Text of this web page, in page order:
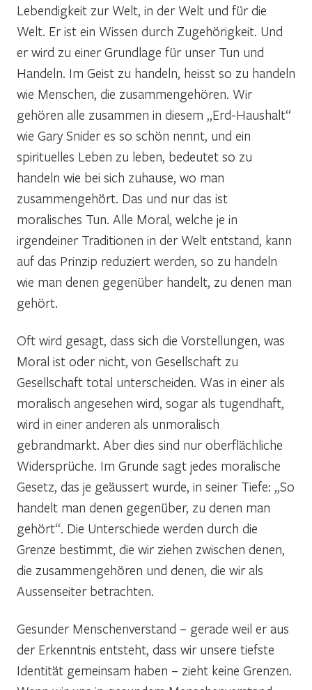
Lebendigkeit zur Welt, in der Welt und für die
Welt. Er ist ein Wissen durch Zugehörigkeit. Und
er wird zu einer Grundlage für unser Tun und
Handeln. Im Geist zu handeln, heisst so zu handeln
wie Menschen, die zusammengehören. Wir
gehören alle zusammen in diesem „Erd-Haushalt“
wie Gary Snider es so schön nennt, und ein
spirituelles Leben zu leben, bedeutet so zu
handeln wie bei sich zuhause, wo man
zusammengehört. Das und nur das ist
moralisches Tun. Alle Moral, welche je in
irgendeiner Traditionen in der Welt entstand, kann
auf das Prinzip reduziert werden, so zu handeln
wie man denen gegenüber handelt, zu denen man
gehört.
Oft wird gesagt, dass sich die Vorstellungen, was
Moral ist oder nicht, von Gesellschaft zu
Gesellschaft total unterscheiden. Was in einer als
moralisch angesehen wird, sogar als tugendhaft,
wird in einer anderen als unmoralisch
gebrandmarkt. Aber dies sind nur oberflächliche
Widersprüche. Im Grunde sagt jedes moralische
Gesetz, das je geäussert wurde, in seiner Tiefe: „So
handelt man denen gegenüber, zu denen man
gehört“. Die Unterschiede werden durch die
Grenze bestimmt, die wir ziehen zwischen denen,
die zusammengehören und denen, die wir als
Aussenseiter betrachten.
Gesunder Menschenverstand – gerade weil er aus
der Erkenntnis entsteht, dass wir unsere tiefste
Identität gemeinsam haben – zieht keine Grenzen.